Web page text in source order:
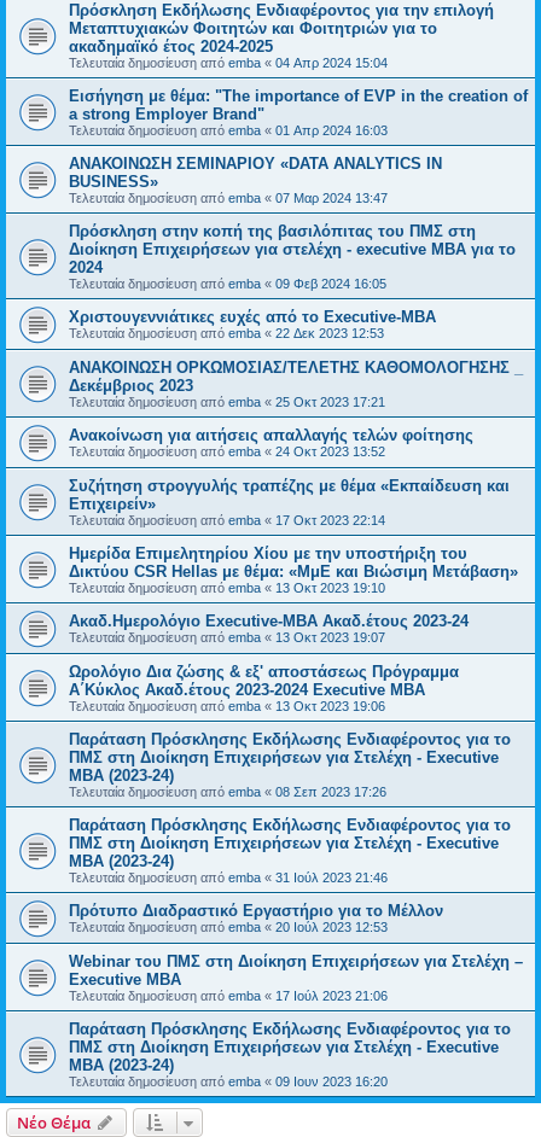
Πρόσκληση Εκδήλωσης Ενδιαφέροντος για την επιλογή
Μεταπτυχιακών Φοιτητών και Φοιτητριών για το
ακαδημαϊκό έτος 2024-2025
Τελευταία δημοσίευση από emba « 04 Απρ 2024 15:04
Εισήγηση με θέμα: "The importance of EVP in the creation of
a strong Employer Brand"
Τελευταία δημοσίευση από emba « 01 Απρ 2024 16:03
ΑΝΑΚΟΙΝΩΣΗ ΣΕΜΙΝΑΡΙΟΥ «DATA ANALYTICS IN
BUSINESS»
Τελευταία δημοσίευση από emba « 07 Μαρ 2024 13:47
Πρόσκληση στην κοπή της βασιλόπιτας του ΠΜΣ στη
Διοίκηση Επιχειρήσεων για στελέχη - executive ΜΒΑ για το
2024
Τελευταία δημοσίευση από emba « 09 Φεβ 2024 16:05
Χριστουγεννιάτικες ευχές από το Executive-MBA
Τελευταία δημοσίευση από emba « 22 Δεκ 2023 12:53
ΑΝΑΚΟΙΝΩΣΗ ΟΡΚΩΜΟΣΙΑΣ/ΤΕΛΕΤΗΣ ΚΑΘΟΜΟΛΟΓΗΣΗΣ _
Δεκέμβριος 2023
Τελευταία δημοσίευση από emba « 25 Οκτ 2023 17:21
Ανακοίνωση για αιτήσεις απαλλαγής τελών φοίτησης
Τελευταία δημοσίευση από emba « 24 Οκτ 2023 13:52
Συζήτηση στρογγυλής τραπέζης με θέμα «Εκπαίδευση και
Επιχειρείν»
Τελευταία δημοσίευση από emba « 17 Οκτ 2023 22:14
Ημερίδα Επιμελητηρίου Χίου με την υποστήριξη του
Δικτύου CSR Hellas με θέμα: «ΜμΕ και Βιώσιμη Μετάβαση»
Τελευταία δημοσίευση από emba « 13 Οκτ 2023 19:10
Ακαδ.Ημερολόγιο Executive-MBA Ακαδ.έτους 2023-24
Τελευταία δημοσίευση από emba « 13 Οκτ 2023 19:07
Ωρολόγιο Δια ζώσης & εξ' αποστάσεως Πρόγραμμα
Α΄Κύκλος Ακαδ.έτους 2023-2024 Executive MBA
Τελευταία δημοσίευση από emba « 13 Οκτ 2023 19:06
Παράταση Πρόσκλησης Εκδήλωσης Ενδιαφέροντος για το
ΠΜΣ στη Διοίκηση Επιχειρήσεων για Στελέχη - Executive
MΒΑ (2023-24)
Τελευταία δημοσίευση από emba « 08 Σεπ 2023 17:26
Παράταση Πρόσκλησης Εκδήλωσης Ενδιαφέροντος για το
ΠΜΣ στη Διοίκηση Επιχειρήσεων για Στελέχη - Executive
MΒΑ (2023-24)
Τελευταία δημοσίευση από emba « 31 Ιούλ 2023 21:46
Πρότυπο Διαδραστικό Εργαστήριο για το Μέλλον
Τελευταία δημοσίευση από emba « 20 Ιούλ 2023 12:53
Webinar του ΠΜΣ στη Διοίκηση Επιχειρήσεων για Στελέχη –
Executive MBA
Τελευταία δημοσίευση από emba « 17 Ιούλ 2023 21:06
Παράταση Πρόσκλησης Εκδήλωσης Ενδιαφέροντος για το
ΠΜΣ στη Διοίκηση Επιχειρήσεων για Στελέχη - Executive
MΒΑ (2023-24)
Τελευταία δημοσίευση από emba « 09 Ιουν 2023 16:20
Νέο Θέμα